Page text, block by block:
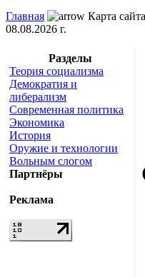
Главная
Карта сайта
08.08.2026 г.
Разделы
Теория социализма
Демократия и
либерализм
Современная политика
Экономика
История
Оружие и технологии
Вольным слогом
Партнёры
Реклама